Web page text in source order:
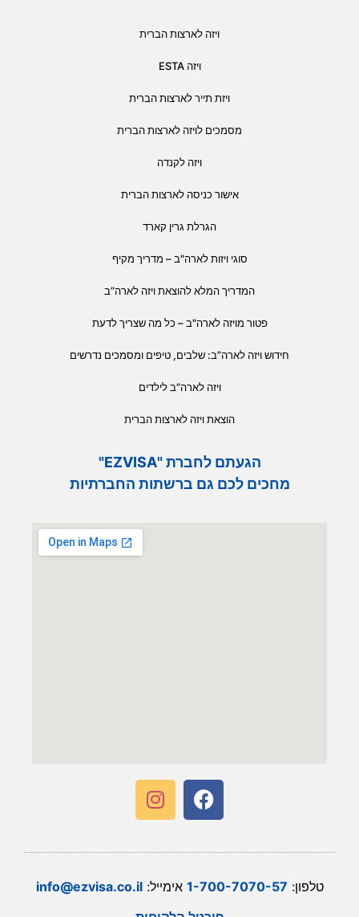
ויזה לארצות הברית
ויזה ESTA
ויזת תייר לארצות הברית
מסמכים לויזה לארצות הברית
ויזה לקנדה
אישור כניסה לארצות הברית
הגרלת גרין קארד
סוגי ויזות לארה"ב – מדריך מקיף
המדריך המלא להוצאת ויזה לארה”ב
פטור מויזה לארה"ב – כל מה שצריך לדעת
חידוש ויזה לארה”ב: שלבים, טיפים ומסמכים נדרשים
ויזה לארה”ב לילדים
הוצאת ויזה לארצות הברית
הגעתם לחברת "EZVISA"
מחכים לכם גם ברשתות החברתיות
טלפון: 1-700-7070-57 אימייל:info@ezvisa.co.il